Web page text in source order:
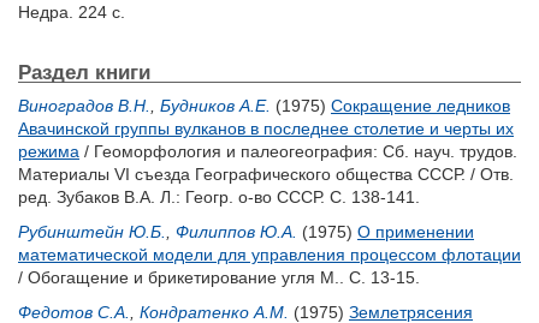
Недра. 224 с.
Раздел книги
Виноградов В.Н. Будников А.Е. (1975) Сокращение ледников
Авачинской группы вулканов в последнее столетие и черты их
режима / Геоморфология и палеогеография: Сб. науч. трудов.
Материалы VI съезда Географического общества СССР. / Отв.
ред. Зубаков В.А. Л.: Геогр. о-во СССР. С. 138-141.
Рубинштейн Ю.Б.
Филиппов Ю.А. (1975) О применении
математической модели для управления процессом флотации
/ Обогащение и брикетирование угля М.. С. 13-15.
Федотов С.А.
Кондратенко А.М. (1975) Землетрясения